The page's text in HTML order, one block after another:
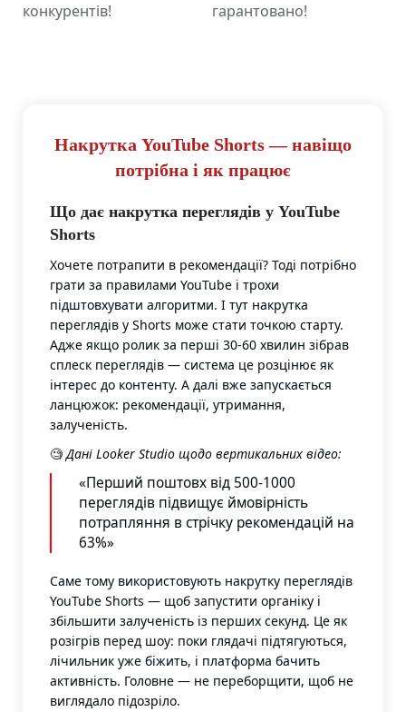
конкурентів!
гарантовано!
Накрутка YouTube Shorts — навіщо
потрібна і як працює
Що дає накрутка переглядів у YouTube
Shorts
Хочете потрапити в рекомендації? Тоді потрібно
грати за правилами YouTube і трохи
підштовхувати алгоритми. І тут накрутка
переглядів у Shorts може стати точкою старту.
Адже якщо ролик за перші 30-60 хвилин зібрав
сплеск переглядів — система це розцінює як
інтерес до контенту. А далі вже запускається
ланцюжок: рекомендації, утримання,
залученість.
🧐Дані Looker Studio щодо вертикальних відео:
«Перший поштовх від 500-1000
переглядів підвищує ймовірність
потрапляння в стрічку рекомендацій на
63%»
Саме тому використовують накрутку переглядів
YouTube Shorts — щоб запустити органіку і
збільшити залученість із перших секунд. Це як
розігрів перед шоу: поки глядачі підтягуються,
лічильник уже біжить, і платформа бачить
активність. Головне — не переборщити, щоб не
виглядало підозріло.